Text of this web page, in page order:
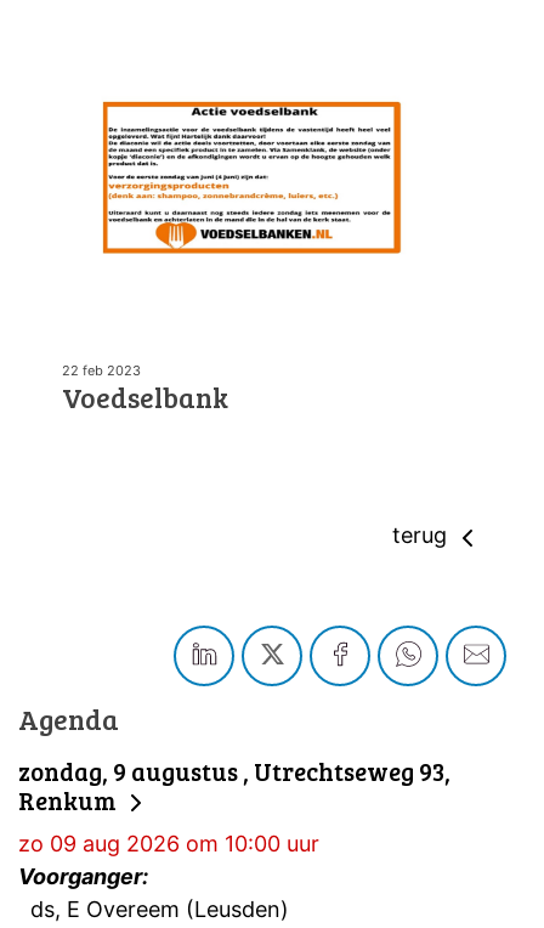
22 feb 2023
Voedselbank
terug
Agenda
zondag, 9 augustus , Utrechtseweg 93,
Renkum
zo 09 aug 2026 om 10:00 uur
Voorganger:
ds, E Overeem (Leusden)